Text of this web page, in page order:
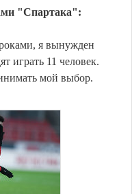
"Спартака":
я вынужден
играть 11 человек.
мой выбор.